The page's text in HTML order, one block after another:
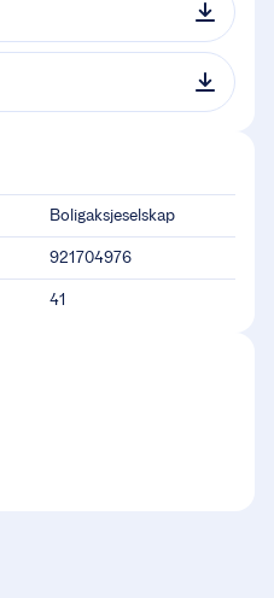
Boligaksjeselskap
921704976
41